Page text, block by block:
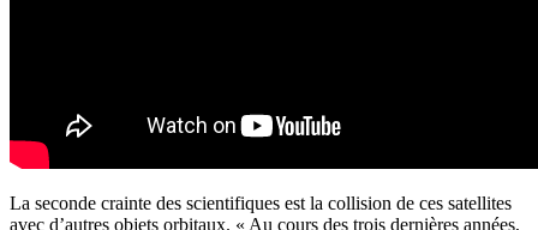
La seconde crainte des scientifiques est la collision de ces satellites
avec d’autres objets orbitaux. « Au cours des trois dernières années,